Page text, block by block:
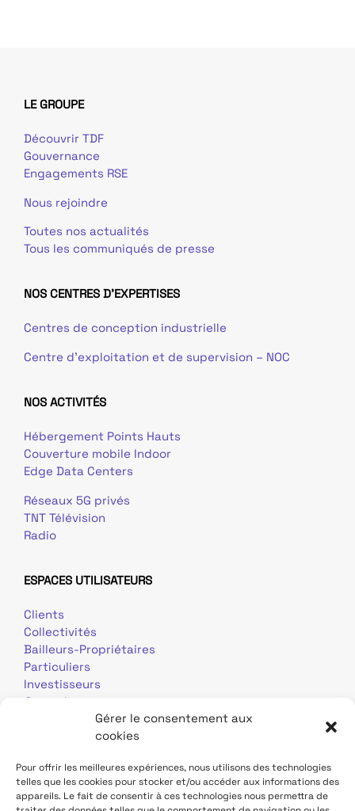
Gérer le consentement aux
cookies
Pour offrir les meilleures expériences, nous utilisons des technologies
telles que les cookies pour stocker et/ou accéder aux informations des
appareils. Le fait de consentir à ces technologies nous permettra de
LE GROUPE
Découvrir TDF
Gouvernance
Engagements RSE
Nous rejoindre
Toutes nos actualités
Tous les communiqués de presse
NOS CENTRES D'EXPERTISES
Centres de conception industrielle
Centre d’exploitation et de supervision – NOC
NOS ACTIVITÉS
Hébergement Points Hauts
Couverture mobile Indoor
Edge Data Centers
Réseaux 5G privés
TNT Télévision
Radio
ESPACES UTILISATEURS
Clients
Collectivités
Bailleurs-Propriétaires
Particuliers
Investisseurs
Journalistes